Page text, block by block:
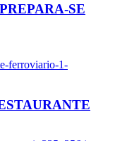
SE
ferroviario-1-